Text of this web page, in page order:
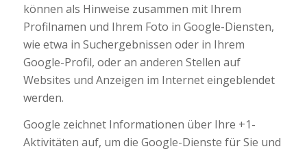
können als Hinweise zusammen mit Ihrem
Profilnamen und Ihrem Foto in Google-Diensten,
wie etwa in Suchergebnissen oder in Ihrem
Google-Profil, oder an anderen Stellen auf
Websites und Anzeigen im Internet eingeblendet
werden.
Google zeichnet Informationen über Ihre +1-
Aktivitäten auf, um die Google-Dienste für Sie und